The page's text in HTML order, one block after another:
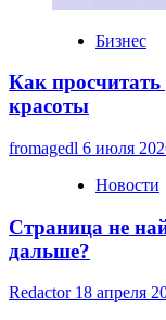
Бизнес
Как
красоты
fromagedl 6 июля
Новости
Страница не
дальше?
Redactor 18 апреля